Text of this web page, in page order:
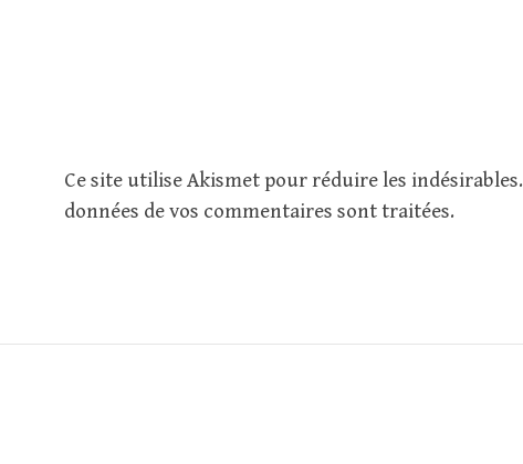
Ce site utilise Akismet pour réduire les indésirables.
données de vos commentaires sont traitées.